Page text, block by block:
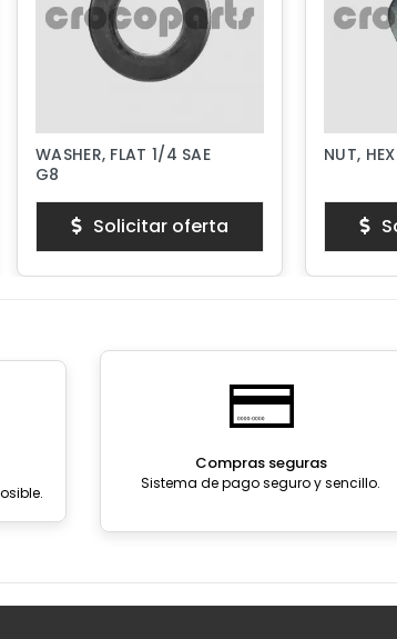
WASHER, FLAT 1/4 SAE
G8
Solicitar oferta
NUT,
Compras seguras
Sistema de pago seguro y sencillo.